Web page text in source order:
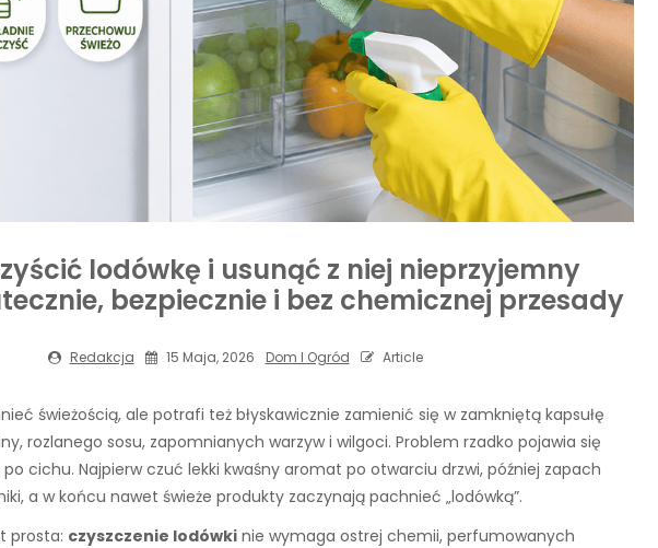
lodówkę i usunąć z niej nieprzyjemny
bezpiecznie i bez chemicznej przesady
Redakcja 15 Maja, 2026 Dom I Ogród Article
świeżością, ale potrafi też błyskawicznie zamienić się w zamkniętą kapsułę
rozlanego sosu, zapomnianych warzyw i wilgoci. Problem rzadko pojawia się
cichu. Najpierw czuć lekki kwaśny aromat po otwarciu drzwi, później zapach
a w końcu nawet świeże produkty zaczynają pachnieć „lodówką”.
prosta: czyszczenie lodówki nie wymaga ostrej chemii, perfumowanych